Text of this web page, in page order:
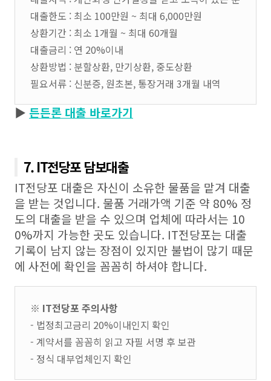
대출한도 : 최소 100만원 ~ 최대 6,000만원
상환기간 : 최소 1개월 ~ 최대 60개월
대출금리 : 연 20%이내
상환방법 : 분할상환, 만기상환, 중도상환
필요서류 : 신분증, 원초본, 통장거래 3개월 내역
▶ 든든론 대출 바로가기
7. IT전당포 담보대출
IT전당포 대출은 자신이 소유한 물품을 맡겨 대출
을 받는 것입니다. 물품 거래가액 기준 약 80% 정
도의 대출을 받을 수 있으며 업체에 따라서는 10
0%까지 가능한 곳도 있습니다. IT전당포는 대출
기록이 남지 않는 장점이 있지만 불법이 많기 때문
에 사전에 확인을 꼼꼼히 하셔야 합니다.
※ IT전당포 주의사항
- 법정최고금리 20%이내인지 확인
- 계약서를 꼼꼼히 읽고 자필 서명 후 보관
- 정식 대부업체인지 확인